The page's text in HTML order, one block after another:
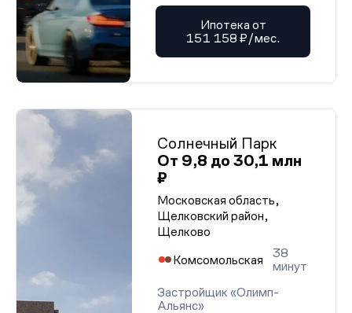
Ипотека от
151 158 ₽/мес.
Солнечный Парк
От 9,8 до 30,1 млн
₽
Московская область,
Щелковский район,
Щелково
Комсомольская
38
минут
Застройщик «Олимп-
Альянс»